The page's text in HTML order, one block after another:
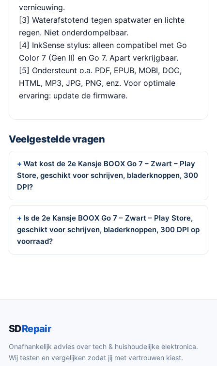
vernieuwing.
[3] Waterafstotend tegen spatwater en lichte
regen. Niet onderdompelbaar.
[4] InkSense stylus: alleen compatibel met Go
Color 7 (Gen II) en Go 7. Apart verkrijgbaar.
[5] Ondersteunt o.a. PDF, EPUB, MOBI, DOC,
HTML, MP3, JPG, PNG, enz. Voor optimale
ervaring: update de firmware.
Veelgestelde vragen
Wat kost de 2e Kansje BOOX Go 7 – Zwart – Play
Store, geschikt voor schrijven, bladerknoppen, 300
DPI?
Is de 2e Kansje BOOX Go 7 – Zwart – Play Store,
geschikt voor schrijven, bladerknoppen, 300 DPI op
voorraad?
SDRepair
Onafhankelijk advies over tech & huishoudelijke elektronica.
Wij testen en vergelijken zodat jij met vertrouwen kiest.